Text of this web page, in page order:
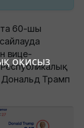
оқисыз
60-шы
вице-
Дональд Трамп